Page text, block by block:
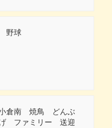
野球
倉南 焼鳥 どんぶ
ファミリー 送迎